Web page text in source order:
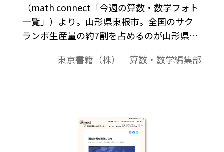
（math connect「今週の算数・数学フォト
一覧」）より。山形県東根市。全国のサク
ランボ生産量の約7割を占めるのが山形県
で第1位。日本で今一番たくさん生産されて
作った品種。［キーワード］#小5 #小4 #単
東京書籍（株） 算数・数学編集部